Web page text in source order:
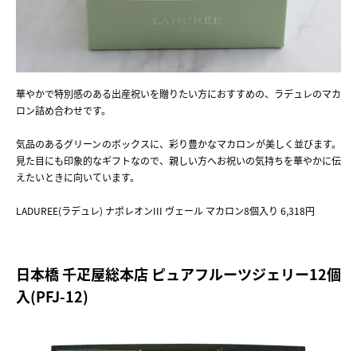
華やかで特別感のある出産祝いを贈りたい方におすすめの、ラデュレのマカ
ロン詰め合わせです。
気品のあるグリーンのボックスに、彩り豊かなマカロンが美しく並びます。
見た目にも印象的なギフトなので、親しい方へお祝いの気持ちを華やかに伝
えたいときに向いています。
LADUREE(ラデュレ) ナポレオンIII ヴェール マカロン8個入り 6,318円
日本橋 千疋屋総本店 ピュアフルーツジェリー12個
入(PFJ-12)